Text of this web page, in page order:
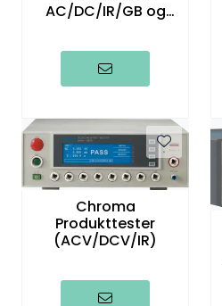
AC/DC/IR/GB og
Chroma
Produkttester
(ACV/DCV/IR)